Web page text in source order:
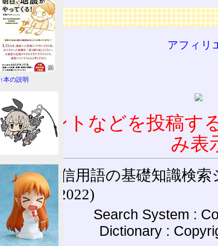
広告
アフィリ
コメントなどを投稿す
み表
通信用語の基礎知識検索
(27-May-2022)
Search System :
Dictionary :
↑本の説明